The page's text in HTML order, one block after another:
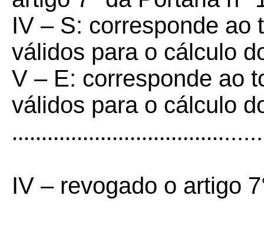
IV – S: corresponde ao
válidos para o cálculo
V – E: corresponde ao
válidos para o cálculo
....................................
IV – revogado o artigo